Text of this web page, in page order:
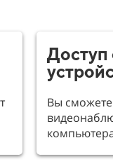
Доступ
Вы